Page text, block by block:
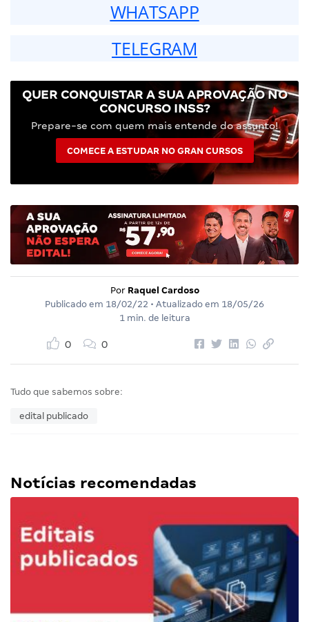
WHATSAPP
TELEGRAM
QUER CONQUISTAR A SUA APROVAÇÃO NO
CONCURSO INSS?
Prepare-se com quem mais entende do assunto!
COMECE A ESTUDAR NO GRAN CURSOS
Por Raquel Cardoso
Publicado em 18/02/22 • Atualizado em 18/05/26
1 min. de leitura
0 0
Tudo que sabemos sobre:
edital publicado
Notícias recomendadas